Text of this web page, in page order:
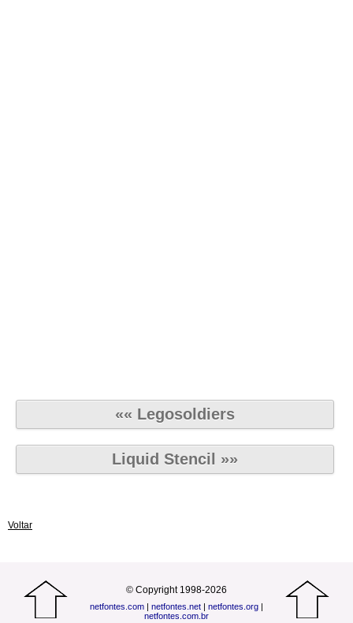
«« Legosoldiers
Liquid Stencil »»
Voltar
© Copyright 1998-2026
netfontes.com | netfontes.net | netfontes.org |
netfontes.com.br